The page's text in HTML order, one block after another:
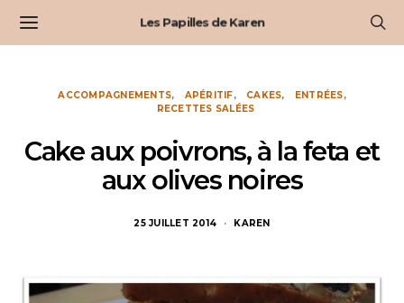
Les Papilles de Karen
ACCOMPAGNEMENTS APÉRITIF CAKES
ENTRÉES
RECETTES SALÉES
Cake aux poivrons, à la feta et
aux olives noires
25 JUILLET 2014 KAREN